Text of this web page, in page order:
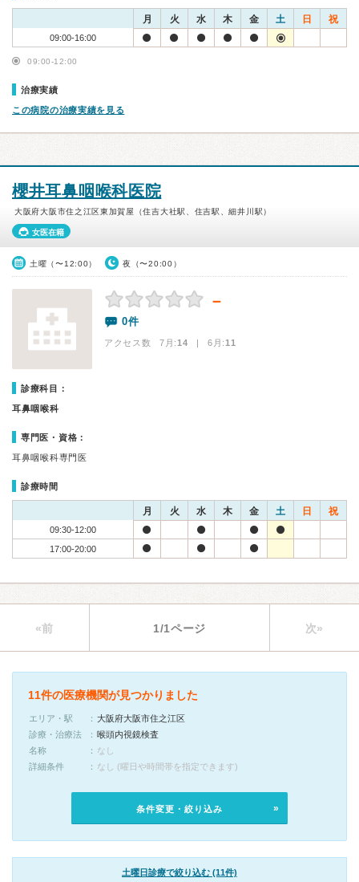
月 火 水 木 金 土 日 祝
09:00-16:00
09:00-12:00
治療実績
この病院の治療実績を見る
櫻井耳鼻咽喉科医院
大阪府大阪市住之江区東加賀屋（住吉大社駅、住吉駅、細井川駅）
女医在籍
土曜（〜12:00） 夜（〜20:00）
－
0件
アクセス数 7月:14 | 6月:11
診療科目：
耳鼻咽喉科
専門医・資格：
耳鼻咽喉科専門医
診療時間
月 火 水 木 金 土 日 祝
09:30-12:00
17:00-20:00
«前 1/1ページ 次»
11件の医療機関が見つかりました
エリア・駅
大阪府大阪市住之江区
診療・治療法
喉頭内視鏡検査
名称
なし
詳細条件
なし (曜日や時間帯を指定できます)
条件変更・絞り込み
土曜日診療で絞り込む (11件)